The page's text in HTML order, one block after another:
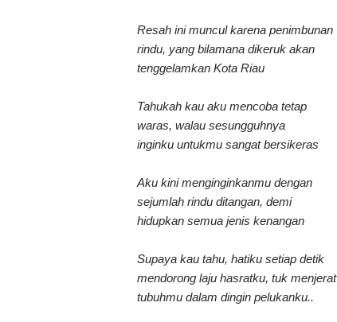
Resah ini muncul karena penimbunan
rindu, yang bilamana dikeruk akan
tenggelamkan Kota Riau
Tahukah kau aku mencoba tetap
waras, walau sesungguhnya
inginku untukmu sangat bersikeras
Aku kini menginginkanmu dengan
sejumlah rindu ditangan, demi
hidupkan semua jenis kenangan
Supaya kau tahu, hatiku setiap detik
mendorong laju hasratku, tuk menjerat
tubuhmu dalam dingin pelukanku..